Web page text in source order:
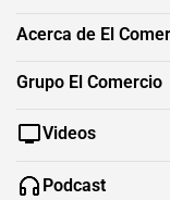
Acerca de El
Grupo El Comercio
Videos
Podcast